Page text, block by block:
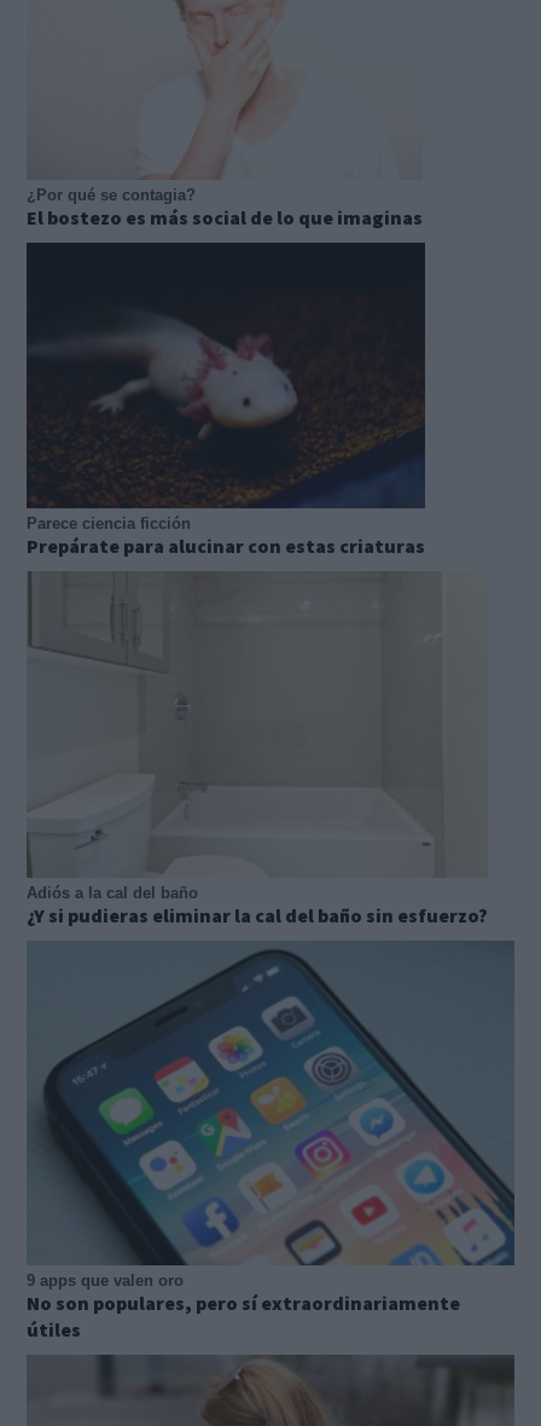
¿Por qué se contagia?
El bostezo es más social de lo que imaginas
Parece ciencia ficción
Prepárate para alucinar con estas criaturas
Adiós a la cal del baño
¿Y si pudieras eliminar la cal del baño sin esfuerzo?
9 apps que valen oro
No son populares, pero sí extraordinariamente
útiles